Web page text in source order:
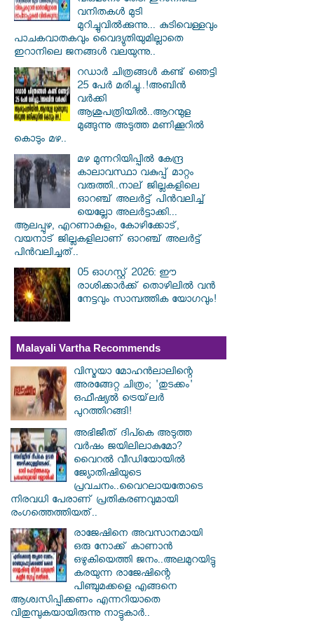
വനിതകള്‍ മുടി
മുറിച്ചുവില്‍ക്കുന്നു... കുടിവെള്ളവും
പാചകവാതകവും വൈദ്യുതിയുമില്ലാതെ
ഇറാനിലെ ജനങ്ങള്‍ വലയുന്നു..
റഡാർ ചിത്രങ്ങൾ കണ്ട് ഞെട്ടി
25 പേർ മരിച്ചു..!അബിൻ
വർക്കി
ആശുപത്രിയിൽ..ആറന്മുള
മുങ്ങുന്നു അടുത്ത മണിക്കൂറിൽ
കൊടും മഴ..
മഴ മുന്നറിയിപ്പിൽ കേന്ദ്ര
കാലാവസ്ഥാ വകുപ്പ് മാറ്റം
വരുത്തി..നാല് ജില്ലകളിലെ
ഓറഞ്ച് അലർട്ട് പിൻവലിച്ച്
യെല്ലോ അലർട്ടാക്കി...
ആലപ്പുഴ, എറണാകുളം, കോഴിക്കോട്,
വയനാട് ജില്ലകളിലാണ് ഓറഞ്ച് അലർട്ട്
പിൻവലിച്ചത്..
05 ഓഗസ്റ്റ് 2026: ഈ
രാശിക്കാർക്ക് തൊഴിലിൽ വൻ
നേട്ടവും സാമ്പത്തിക യോഗവും!
Malayali Vartha Recommends
വിസ്മയാ മോഹൻലാലിന്റെ
അരങ്ങേറ്റ ചിത്രം; 'തുടക്കം'
ഒഫീഷ്യൽ ട്രെയ്‌ലർ
പുറത്തിറങ്ങി!
അഭിജീത് ദിപ്കെ അടുത്ത
വർഷം ജയിലിലാകുമോ?
വൈറൽ വീഡിയോയിൽ
ജ്യോതിഷിയുടെ
പ്രവചനം..വൈറലായതോടെ
നിരവധി പേരാണ് പ്രതികരണവുമായി
രംഗത്തെത്തിയത്..
രാജേഷിനെ അവസാനമായി
ഒരു നോക്ക് കാണാൻ
ഒഴുകിയെത്തി ജനം..അലമുറയിട്ടു
കരയുന്ന രാജേഷിന്റെ
പിഞ്ചുമക്കളെ എങ്ങനെ
ആശ്വസിപ്പിക്കണം എന്നറിയാതെ
വിതുമ്പുകയായിരുന്നു നാട്ടുകാർ..